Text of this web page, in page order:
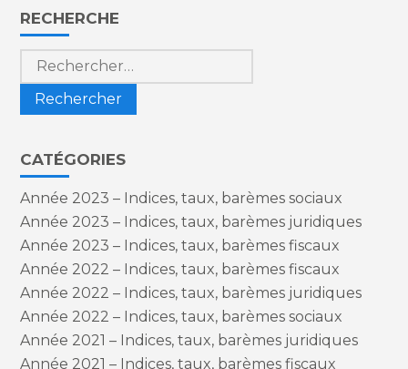
Blog
sidebar
RECHERCHE
Rechercher :
CATÉGORIES
Année 2023 – Indices, taux, barèmes sociaux
Année 2023 – Indices, taux, barèmes juridiques
Année 2023 – Indices, taux, barèmes fiscaux
Année 2022 – Indices, taux, barèmes fiscaux
Année 2022 – Indices, taux, barèmes juridiques
Année 2022 – Indices, taux, barèmes sociaux
Année 2021 – Indices, taux, barèmes juridiques
Année 2021 – Indices, taux, barèmes fiscaux